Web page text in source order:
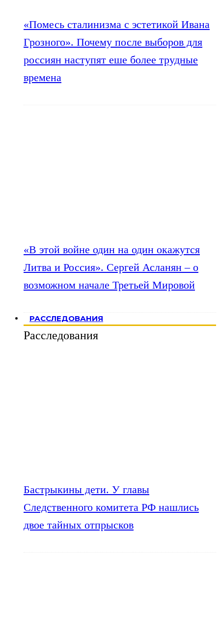
«Помесь сталинизма с эстетикой Ивана
Грозного». Почему после выборов для
россиян наступят еше более трудные
времена
«В этой войне один на один окажутся
Литва и Россия». Сергей Асланян – о
возможном начале Третьей Мировой
РАССЛЕДОВАНИЯ
Расследования
Бастрыкины дети. У главы
Следственного комитета РФ нашлись
двое тайных отпрысков